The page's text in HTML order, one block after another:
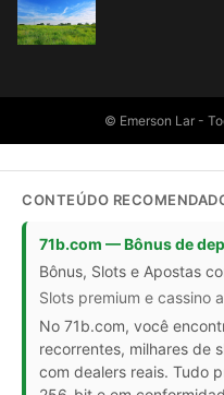
© Emerson Lar -
CONTEÚDO
71b.com — Bônus de
Bônus, Slots e Apostas
Slots premium e cassino
No 71b.com, você
recorrentes, milhares de
com dealers reais. Tudo